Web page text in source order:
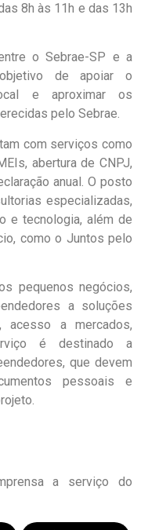
8h às 11h e das 13h
o Sebrae-SP e a
de apoiar o
e aproximar os
pelo Sebrae.
com serviços como
abertura de CNPJ,
anual. O posto
especializadas,
e tecnologia, além de
como o Juntos pelo
pequenos negócios,
a soluções
acesso a mercados,
é destinado a
que devem
pessoais e
a serviço do